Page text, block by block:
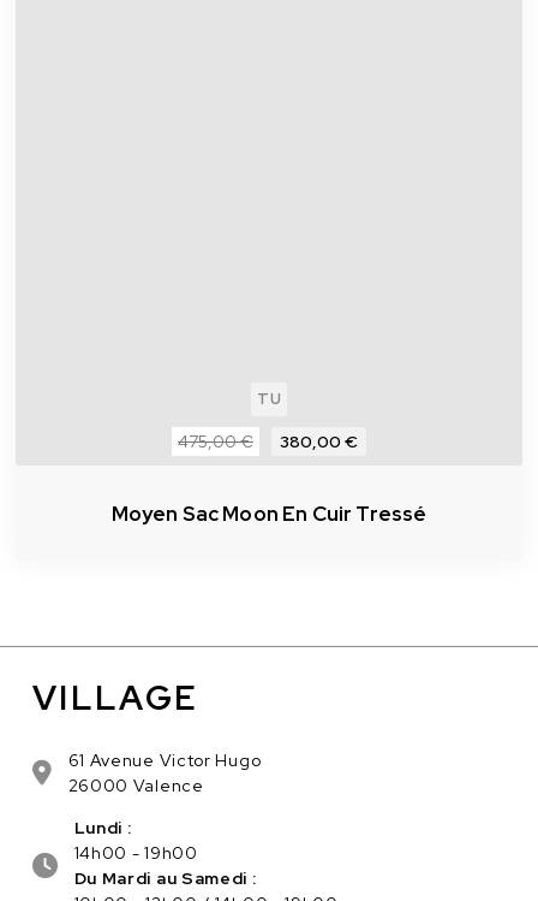
TU
475,00 € 380,00 €
Moyen Sac Moon En Cuir Tressé
VILLAGE
61 Avenue Victor Hugo
26000 Valence
Lundi :
14h00 - 19h00
Du Mardi au Samedi :